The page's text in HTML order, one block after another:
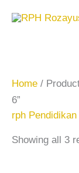
Home /
6”
rph
Showing all 3